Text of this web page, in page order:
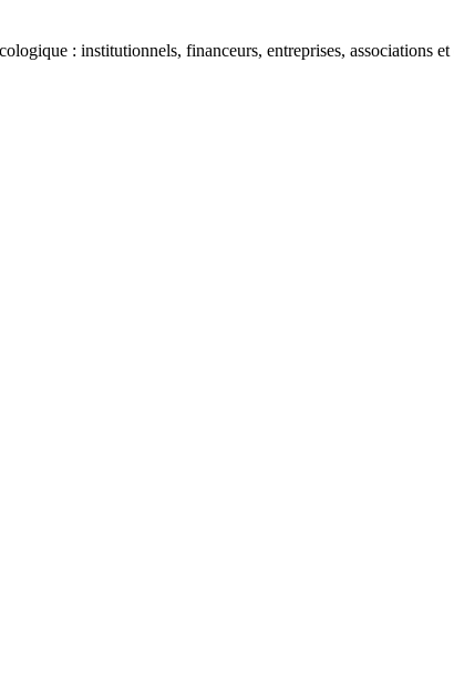
: institutionnels, financeurs, entreprises, associations